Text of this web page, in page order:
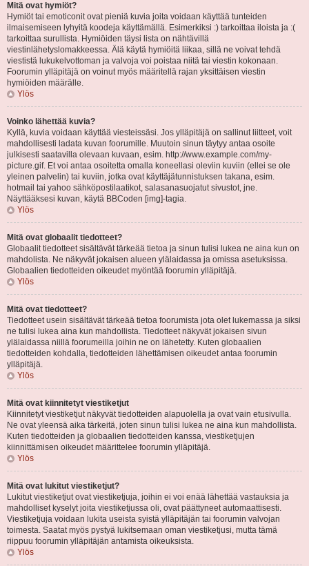
Mitä ovat hymiöt?
Hymiöt tai emoticonit ovat pieniä kuvia joita voidaan käyttää tunteiden
ilmaisemiseen lyhyitä koodeja käyttämällä. Esimerkiksi :) tarkoittaa iloista ja :(
tarkoittaa surullista. Hymiöiden täysi lista on nähtävillä
viestinlähetyslomakkeessa. Älä käytä hymiöitä liikaa, sillä ne voivat tehdä
viestistä lukukelvottoman ja valvoja voi poistaa niitä tai viestin kokonaan.
Foorumin ylläpitäjä on voinut myös määritellä rajan yksittäisen viestin
hymiöiden määrälle.
Ylös
Voinko lähettää kuvia?
Kyllä, kuvia voidaan käyttää viesteissäsi. Jos ylläpitäjä on sallinut liitteet, voit
mahdollisesti ladata kuvan foorumille. Muutoin sinun täytyy antaa osoite
julkisesti saatavilla olevaan kuvaan, esim. http://www.example.com/my-
picture.gif. Et voi antaa osoitetta omalla koneellasi oleviin kuviin (ellei se ole
yleinen palvelin) tai kuviin, jotka ovat käyttäjätunnistuksen takana, esim.
hotmail tai yahoo sähköpostilaatikot, salasanasuojatut sivustot, jne.
Näyttääksesi kuvan, käytä BBCoden [img]-tagia.
Ylös
Mitä ovat globaalit tiedotteet?
Globaalit tiedotteet sisältävät tärkeää tietoa ja sinun tulisi lukea ne aina kun on
mahdolista. Ne näkyvät jokaisen alueen ylälaidassa ja omissa asetuksissa.
Globaalien tiedotteiden oikeudet myöntää foorumin ylläpitäjä.
Ylös
Mitä ovat tiedotteet?
Tiedotteet usein sisältävät tärkeää tietoa foorumista jota olet lukemassa ja siksi
ne tulisi lukea aina kun mahdollista. Tiedotteet näkyvät jokaisen sivun
ylälaidassa niillä foorumeilla joihin ne on lähetetty. Kuten globaalien
tiedotteiden kohdalla, tiedotteiden lähettämisen oikeudet antaa foorumin
ylläpitäjä.
Ylös
Mitä ovat kiinnitetyt viestiketjut
Kiinnitetyt viestiketjut näkyvät tiedotteiden alapuolella ja ovat vain etusivulla.
Ne ovat yleensä aika tärkeitä, joten sinun tulisi lukea ne aina kun mahdollista.
Kuten tiedotteiden ja globaalien tiedotteiden kanssa, viestiketjujen
kiinnittämisen oikeudet määrittelee foorumin ylläpitäjä.
Ylös
Mitä ovat lukitut viestiketjut?
Lukitut viestiketjut ovat viestiketjuja, joihin ei voi enää lähettää vastauksia ja
mahdolliset kyselyt joita viestiketjussa oli, ovat päättyneet automaattisesti.
Viestiketjuja voidaan lukita useista syistä ylläpitäjän tai foorumin valvojan
toimesta. Saatat myös pystyä lukitsemaan oman viestiketjusi, mutta tämä
riippuu foorumin ylläpitäjän antamista oikeuksista.
Ylös